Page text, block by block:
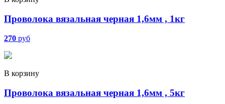
Проволока вязальная черная 1,6мм , 1кг
270 руб
В корзину
Проволока вязальная черная 1,6мм , 5кг